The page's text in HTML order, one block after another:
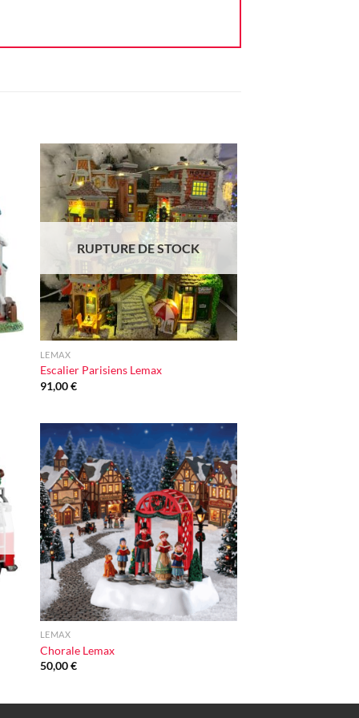
Ajouter
à la liste
d'envie
+
RUPTURE DE STOCK
LEMAX
Escalier Parisiens Lemax
91,00€
Ajouter
à la liste
d'envie
+
LEMAX
Chorale Lemax
50,00€